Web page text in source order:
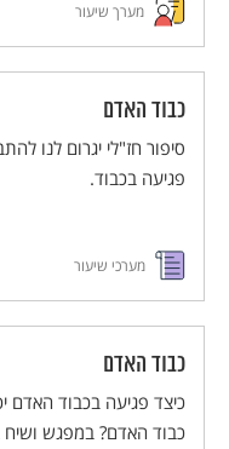
מערך שיעור
כבוד האדם
סיפור חז"לי יגרום לנו
פגיעה בכבוד.
מערכי שיעור
כבוד האדם
כיצד פגיעה בכבוד האדם
כבוד האדם? במפגש ושיח